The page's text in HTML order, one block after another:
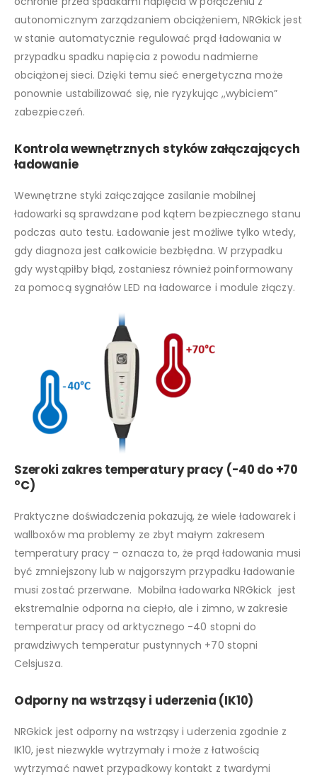
autonomicznym zarządzaniem obciążeniem, NRGkick jest
w stanie automatycznie regulować prąd ładowania w
przypadku spadku napięcia z powodu nadmierne
obciążonej sieci. Dzięki temu sieć energetyczna może
ponownie ustabilizować się, nie ryzykując ,,wybiciem”
zabezpieczeń.
Kontrola wewnętrznych styków załączających
ładowanie
Wewnętrzne styki załączające zasilanie mobilnej
ładowarki są sprawdzane pod kątem bezpiecznego stanu
podczas auto testu. Ładowanie jest możliwe tylko wtedy,
gdy diagnoza jest całkowicie bezbłędna. W przypadku
gdy wystąpiłby błąd, zostaniesz również poinformowany
za pomocą sygnałów LED na ładowarce i module złączy.
Szeroki zakres temperatury pracy (-40 do +70
°C)
Praktyczne doświadczenia pokazują, że wiele ładowarek i
wallboxów ma problemy ze zbyt małym zakresem
temperatury pracy – oznacza to, że prąd ładowania musi
być zmniejszony lub w najgorszym przypadku ładowanie
musi zostać przerwane. Mobilna ładowarka NRGkick jest
ekstremalnie odporna na ciepło, ale i zimno, w zakresie
temperatur pracy od arktycznego -40 stopni do
prawdziwych temperatur pustynnych +70 stopni
Celsjusza.
Odporny na wstrząsy i uderzenia (IK10)
NRGkick jest odporny na wstrząsy i uderzenia zgodnie z
IK10, jest niezwykle wytrzymały i może z łatwością
wytrzymać nawet przypadkowy kontakt z twardymi